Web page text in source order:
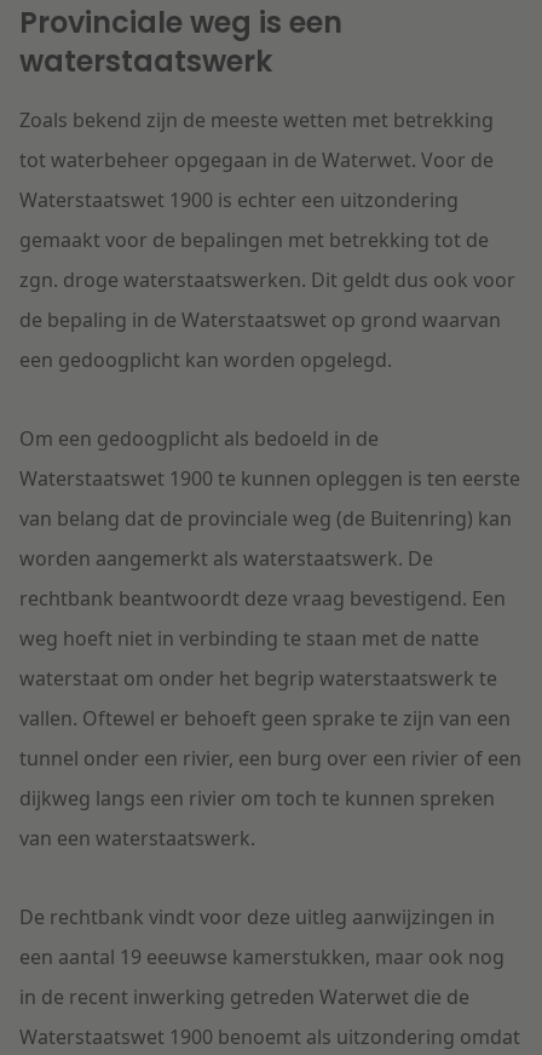
Provinciale weg is een
waterstaatswerk
Zoals bekend zijn de meeste wetten met betrekking
tot waterbeheer opgegaan in de Waterwet. Voor de
Waterstaatswet 1900 is echter een uitzondering
gemaakt voor de bepalingen met betrekking tot de
zgn. droge waterstaatswerken. Dit geldt dus ook voor
de bepaling in de Waterstaatswet op grond waarvan
een gedoogplicht kan worden opgelegd.
Om een gedoogplicht als bedoeld in de
Waterstaatswet 1900 te kunnen opleggen is ten eerste
van belang dat de provinciale weg (de Buitenring) kan
worden aangemerkt als waterstaatswerk. De
rechtbank beantwoordt deze vraag bevestigend. Een
weg hoeft niet in verbinding te staan met de natte
waterstaat om onder het begrip waterstaatswerk te
vallen. Oftewel er behoeft geen sprake te zijn van een
tunnel onder een rivier, een burg over een rivier of een
dijkweg langs een rivier om toch te kunnen spreken
van een waterstaatswerk.
De rechtbank vindt voor deze uitleg aanwijzingen in
een aantal 19 eeeuwse kamerstukken, maar ook nog
in de recent inwerking getreden Waterwet die de
Waterstaatswet 1900 benoemt als uitzondering omdat